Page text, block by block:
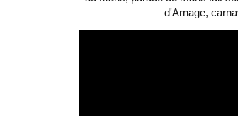
d'Arnage,